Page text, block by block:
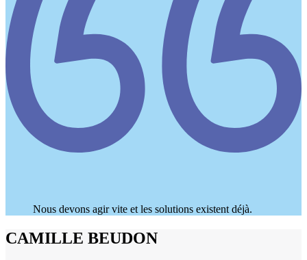
Nous devons agir vite et les solutions existent déjà.
CAMILLE BEUDON